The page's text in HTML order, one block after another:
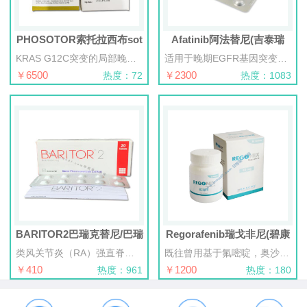
PHOSOTOR索托拉西布sot
￥6500 热度：72
Afatinib阿法替尼(吉泰瑞
￥2300 热度：1083
BARITOR2巴瑞克替尼/巴瑞
￥410 热度：961
Regorafenib瑞戈非尼(碧康
￥1200 热度：180